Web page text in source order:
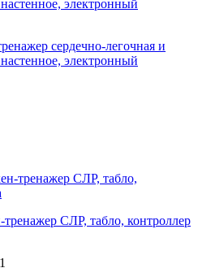
сердечно-легочная и
электронный
СЛР, табло, контроллер